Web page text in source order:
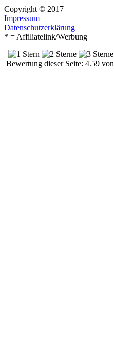
Copyright © 2017
Impressum
Datenschutzerklärung
* = Affiliatelink/Werbung
Bewertung dieser Seite: 4.59